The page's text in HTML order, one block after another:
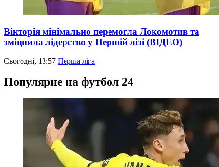
Вікторія мінімально перемогла Локомотив та
зміцнила лідерство у Першій лізі (ВІДЕО)
Сьогодні, 13:57 Перша ліга
Популярне на футбол 24